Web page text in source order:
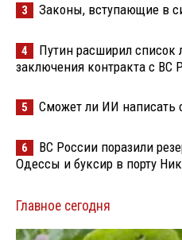
3 Законы, вступающие в
4
Путин расширил
заключения контракта с ВС
5 Сможет ли ИИ написать
6
ВС России поразили
Одессы и буксир в порту
Главное сегодня